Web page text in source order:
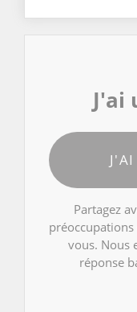
J'ai
Partagez
vous. Nous
réponse